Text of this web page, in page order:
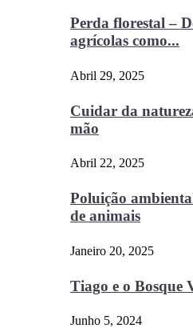
Perda florestal –
agrícolas como...
Abril 29, 2025
Cuidar da
mão
Abril 22, 2025
Poluição
de animais
Janeiro 20, 2025
Tiago e o Bosque
Junho 5, 2024